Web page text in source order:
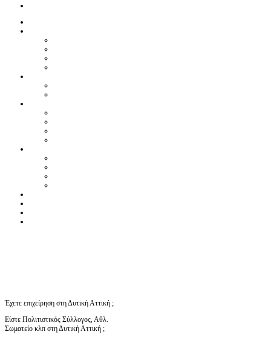
Έχετε επιχείρηση στη Δυτική Αττική ;
Είστε Πολιτιστικός Σύλλογος, Αθλ.
Σωματείο κλπ στη Δυτική Αττική ;